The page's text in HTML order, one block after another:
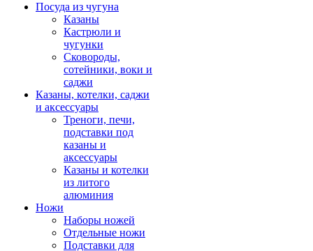
Посуда из чугуна
Казаны
Кастрюли и
чугунки
Сковороды,
сотейники, воки и
саджи
Казаны, котелки, саджи
и аксессуары
Треноги, печи,
подставки под
казаны и
аксессуары
Казаны и котелки
из литого
алюминия
Ножи
Наборы ножей
Отдельные ножи
Подставки для